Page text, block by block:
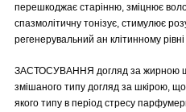
перешкоджає старінню, зміцнює
спазмолітичну тонізує, стимулює
регенерувальний ан клітинному рівні
ЗАСТОСУВАННЯ догляд за жирною
змішаного типу догляд за шкірою,
якого типу в період стресу